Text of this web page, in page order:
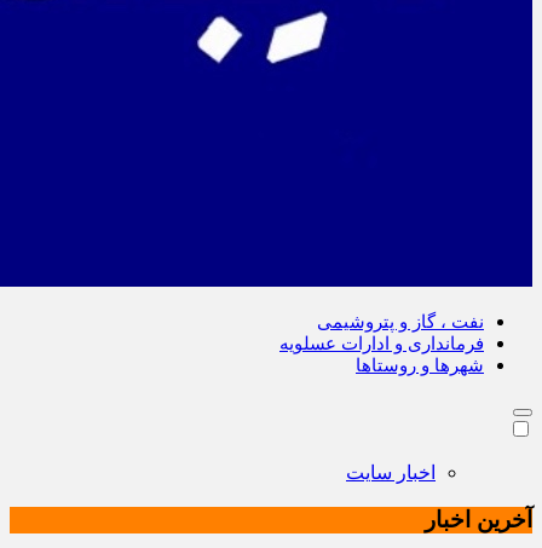
نفت ، گاز و پتروشیمی
فرمانداری و ادارات عسلویه
شهرها و روستاها
اخبار سایت
آخرین اخبار